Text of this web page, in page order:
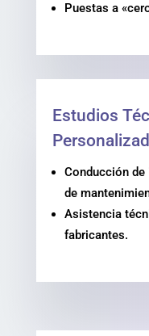
Puestas a
Estudios
Conducción
de
Asistencia
fabricantes.